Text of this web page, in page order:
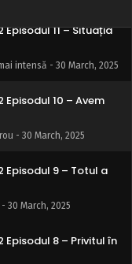
Episodul 11 – Situația
intensă - 30 March, 2025
Episodul 10 – Avem
- 30 March, 2025
Episodul 9 – Totul a
30 March, 2025
Episodul 8 – Privitul în